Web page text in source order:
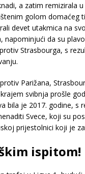
a zatim remizirala
golom domaćeg
devet utakmica na
napominjući da su
Strasbourga, s
Parižana,
svibnja prošle
bila je 2017. godine, s
Svece, koji su
prijestolnici koji je
ispitom!